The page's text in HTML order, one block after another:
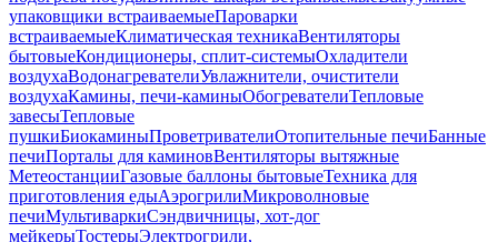
упаковщики встраиваемыеПароварки
встраиваемыеКлиматическая техникаВентиляторы
бытовыеКондиционеры, сплит-системыОхладители
воздухаВодонагревателиУвлажнители, очистители
воздухаКамины, печи-каминыОбогревателиТепловые
завесыТепловые
пушкиБиокаминыПроветривателиОтопительные печиБанные
печиПорталы для каминовВентиляторы вытяжные
МетеостанцииГазовые баллоны бытовыеТехника для
приготовления едыАэрогрилиМикроволновые
печиМультиваркиСэндвичницы, хот-дог
мейкерыТостерыЭлектрогрили,